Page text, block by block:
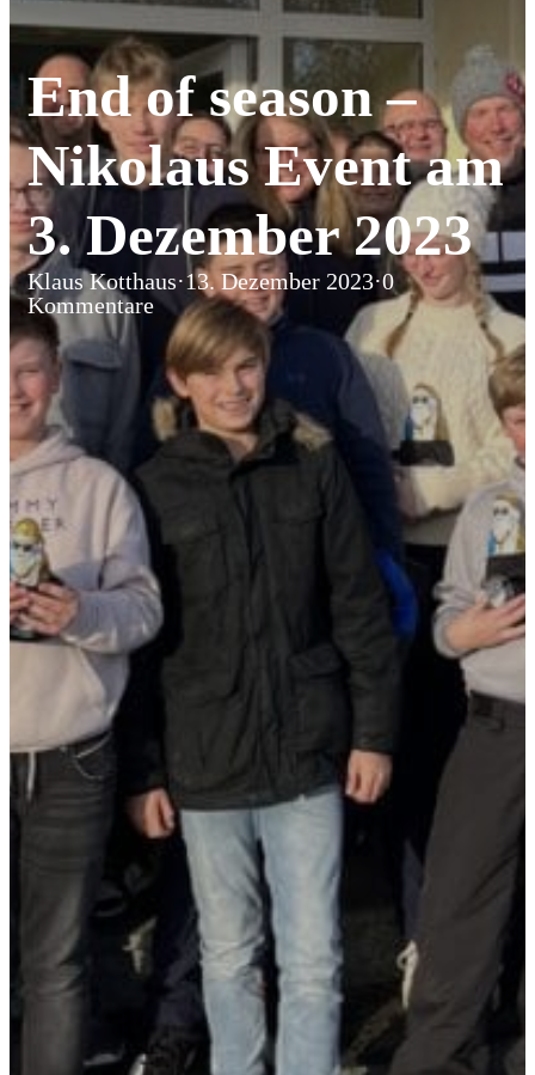
End of season –
Nikolaus Event am
3. Dezember 2023
Klaus Kotthaus·13. Dezember 2023·0
Kommentare